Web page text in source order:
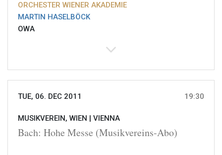
ORCHESTER WIENER AKADEMIE
MARTIN HASELBÖCK
OWA
TUE, 06. DEC 2011 19:30
MUSIKVEREIN, WIEN | VIENNA
Bach: Hohe Messe (Musikvereins-Abo)